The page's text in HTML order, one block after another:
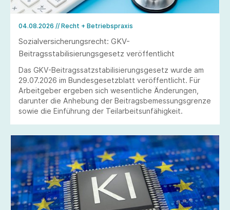
04.08.2026 // Recht + Betriebspraxis
Sozialversicherungsrecht: GKV-
Beitragsstabilisierungsgesetz veröffentlicht
Das GKV-Beitragssatzstabilisierungsgesetz wurde am
29.07.2026 im Bundesgesetzblatt veröffentlicht. Für
Arbeitgeber ergeben sich wesentliche Änderungen,
darunter die Anhebung der Beitragsbemessungsgrenze
sowie die Einführung der Teilarbeitsunfähigkeit.